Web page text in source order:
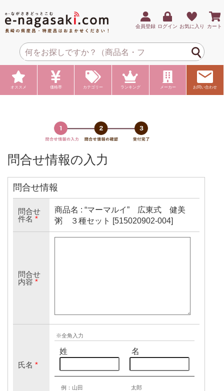
会員登録 ログイン お気に入り カート
オススメ 価格帯 カテゴリー ランキング メーカー お問い合わせ
問合せ情報の入力
問合せ情報
問合せ
件名 *
商品名 : “マーマルイ” 広東式 健美
粥 ３種セット [515020902-004]
問合せ
内容 *
氏名 *
※全角入力
姓 名
例：山田 太郎